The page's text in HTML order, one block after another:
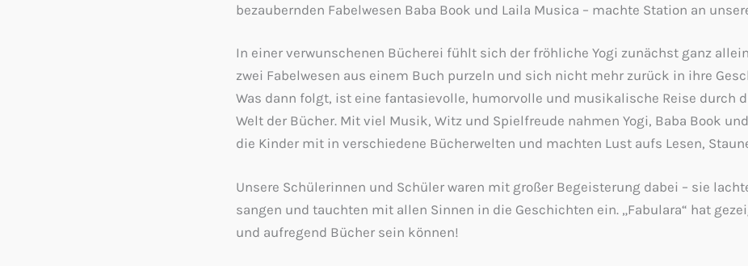
bezaubernden Fabelwesen Baba Book und Laila Musica – machte Station an
In einer verwunschenen Bücherei fühlt sich der fröhliche Yogi zunächst ganz
zwei Fabelwesen aus einem Buch purzeln und sich nicht mehr zurück in ihre
Was dann folgt, ist eine fantasievolle, humorvolle und musikalische Reise durch
Welt der Bücher. Mit viel Musik, Witz und Spielfreude nahmen Yogi, Baba Book
die Kinder mit in verschiedene Bücherwelten und machten Lust aufs Lesen,
Unsere Schülerinnen und Schüler waren mit großer Begeisterung dabei – sie
sangen und tauchten mit allen Sinnen in die Geschichten ein. „Fabulara“ hat
und aufregend Bücher sein können!